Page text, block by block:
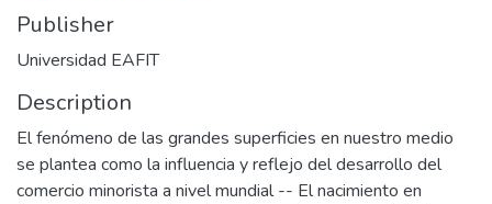
Publisher
Universidad EAFIT
Description
El fenómeno de las grandes superficies en nuestro medio
se plantea como la influencia y reflejo del desarrollo del
comercio minorista a nivel mundial -- El nacimiento en